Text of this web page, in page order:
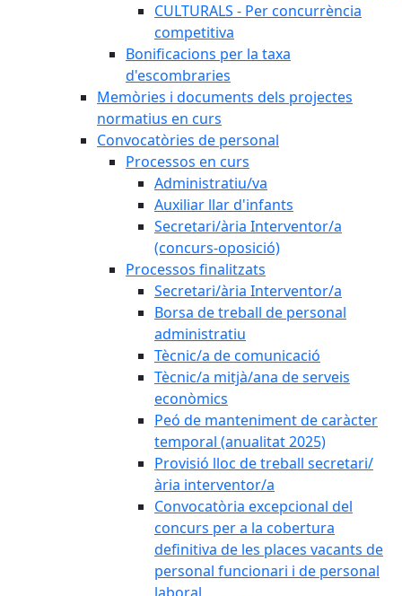
CULTURALS - Per concurrència
competitiva
Bonificacions per la taxa
d'escombraries
Memòries i documents dels projectes
normatius en curs
Convocatòries de personal
Processos en curs
Administratiu/va
Auxiliar llar d'infants
Secretari/ària Interventor/a
(concurs-oposició)
Processos finalitzats
Secretari/ària Interventor/a
Borsa de treball de personal
administratiu
Tècnic/a de comunicació
Tècnic/a mitjà/ana de serveis
econòmics
Peó de manteniment de caràcter
temporal (anualitat 2025)
Provisió lloc de treball secretari/
ària interventor/a
Convocatòria excepcional del
concurs per a la cobertura
definitiva de les places vacants de
personal funcionari i de personal